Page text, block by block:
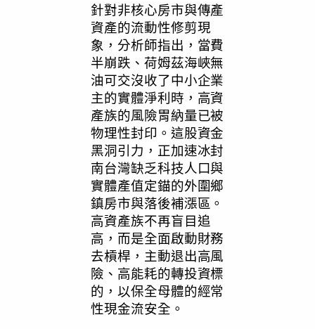
針對非核心房市與傳產
資產的流動性修剪現
象，分析師指出，當費
半崩跌、荷姆茲海峽無
油可交沒收了中小企業
主的實體淨利時，高資
產族的風險胃納量已被
物理性封印。這股資金
黑洞引力，正加速冰封
南台灣缺乏科技人口與
實體產值定錨的外圍鄉
鎮房市與落後補漲區。
高資產族不再盲目追
高，而是全面啟動財務
去槓桿，主動退出高風
險、高能耗的轉投資標
的，以保全母體的經常
性現金流安全。